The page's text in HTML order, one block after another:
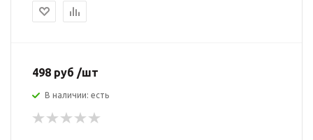
498 руб /шт
В наличии: есть